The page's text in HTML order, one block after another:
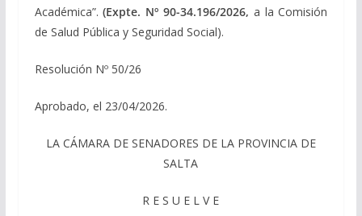
Académica”.(Expte. Nº 90-34.196/2026, a la Comisión
de Salud Pública y Seguridad Social).
Resolución Nº 50/26
Aprobado, el 23/04/2026.
LA CÁMARA DE SENADORES DE LA PROVINCIA DE
SALTA
R E S U E L V E